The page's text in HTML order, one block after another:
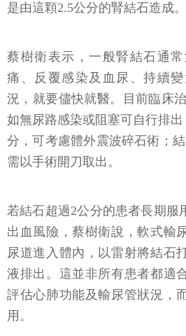
是由這顆2.5公分的腎結石造成。
蔡樹衛表示，一般腎結石通
痛、反覆感染及血尿、持續
況，就要儘快就醫。目前臨床
如無尿路感染或阻塞可自行排
分，可考慮體外震波碎石術；
需以手術開刀取出。
若結石超過2公分的患者長期服
出血風險，蔡樹衛說，軟式輸
尿道進入體內，以雷射將結石
液排出。這並非所有患者都適
評估心肺功能及輸尿管狀況，
用。